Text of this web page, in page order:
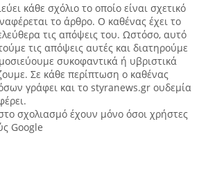
κάθε σχόλιο το οποίο είναι σχετικό
το άρθρο. Ο καθένας έχει το
τις απόψεις του. Ωστόσο, αυτό
τις απόψεις αυτές και διατηρούμε
συκοφαντικά ή υβριστικά
Σε κάθε περίπτωση ο καθένας
γράφει και το styranews.gr ουδεμία
σχολιασμό έχουν μόνο όσοι χρήστες
Google